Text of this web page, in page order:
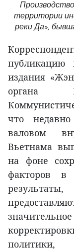
территории
реки Да»,
издания
органа
что
валовом
Вьетнама
на фоне
факторов в
политики,